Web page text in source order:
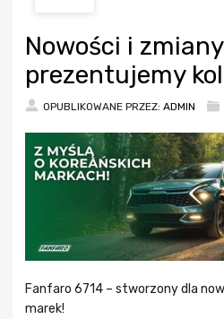
Nowości i
prezentujemy
OPUBLIKOWANE PRZEZ: ADMIN
Fanfaro 6714 – stworzony dla
marek!